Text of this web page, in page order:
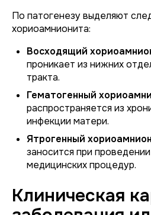
По патогенезу выделяют
хориоамнионита:
Восходящий
проникает из нижних
тракта.
Гематогенный
распространяется из
инфекции матери.
Ятрогенный
заносится при
медицинских процедур.
Клиническая